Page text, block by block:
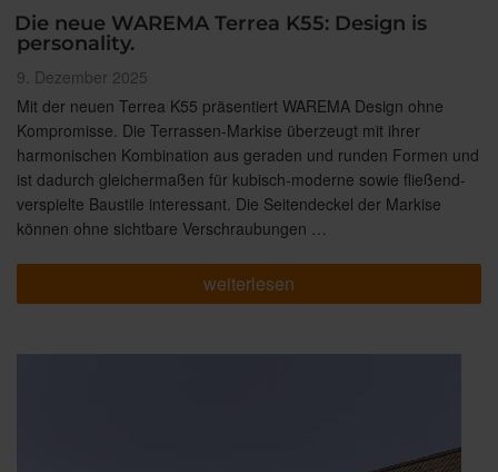
Die neue WAREMA Terrea K55: Design is
personality.
Veröffentlicht
am
9. Dezember 2025
Mit der neuen Terrea K55 präsentiert WAREMA Design ohne
Kompromisse. Die Terrassen-Markise überzeugt mit ihrer
harmonischen Kombination aus geraden und runden Formen und
ist dadurch gleichermaßen für kubisch-moderne sowie fließend-
verspielte Baustile interessant. Die Seitendeckel der Markise
können ohne sichtbare Verschraubungen …
„Die
neue
K55:
weiterlesen